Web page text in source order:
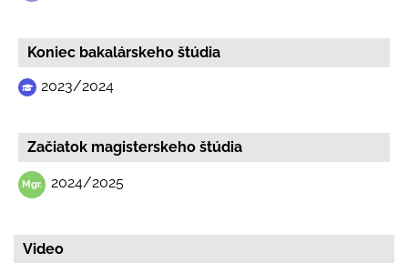
Koniec bakalárskeho štúdia
2023/2024
Začiatok magisterskeho štúdia
2024/2025
Video